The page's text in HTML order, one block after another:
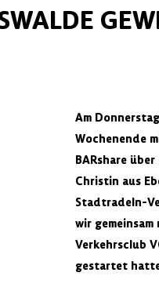
Am
Wochenende
BARshare
Christin aus
Stadtradeln-
wir
Verkehrsclub
gestartet